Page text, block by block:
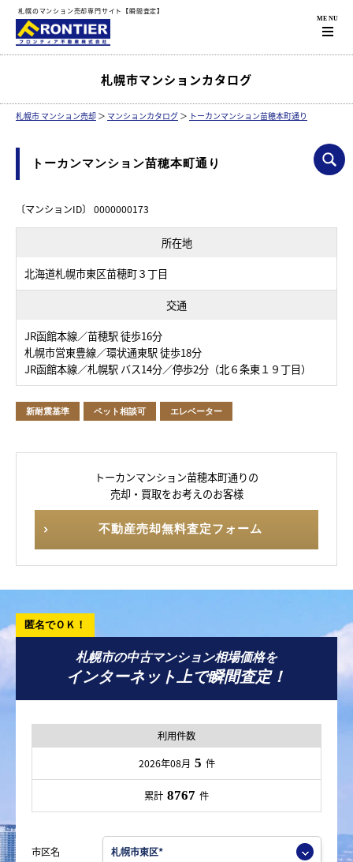
札幌のマンション売却専門サイト【瞬間査定】
札幌市マンションカタログ
札幌市 マンション売却 ＞ マンションカタログ ＞ トーカンマンション苗穂本町通り
トーカンマンション苗穂本町通り
〔マンションID〕 0000000173
所在地
北海道札幌市東区苗穂町３丁目
交通
JR函館本線／苗穂駅 徒歩16分
札幌市営東豊線／環状通東駅 徒歩18分
JR函館本線／札幌駅 バス14分／停歩2分（北６条東１９丁目）
新耐震基準 ペット相談可 エレベーター
トーカンマンション苗穂本町通りの
売却・買取をお考えのお客様
不動産売却無料査定フォーム
札幌市の中古マンション相場価格を
インターネット上で瞬間査定！
利用件数
2026年08月 5 件
累計 8767 件
市区名